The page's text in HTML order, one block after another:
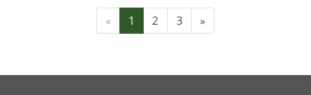
« 1 2 3 »